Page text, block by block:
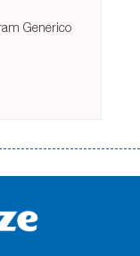
Generico
знайомі незручності
часу і багато-багато
Ви зможете
умовах: